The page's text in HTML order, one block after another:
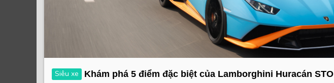
Siêu xe Khám phá 5 điểm đặc biệt của Lamborghini Huracán STO